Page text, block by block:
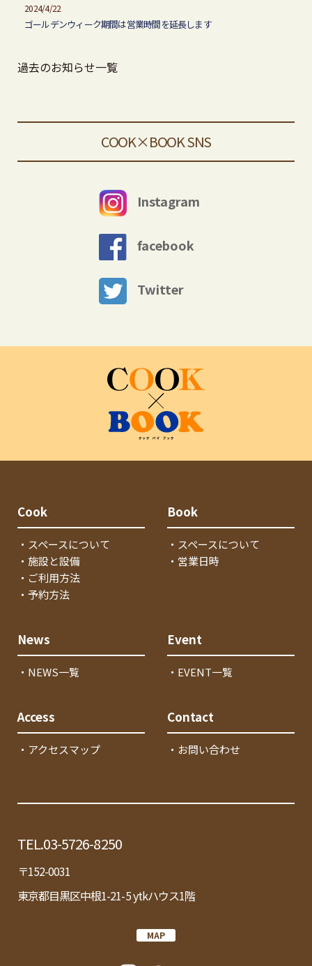
2024/4/22
ゴールデンウィーク期間は営業時間を延長します
過去のお知らせ一覧
COOK×BOOK SNS
Instagram
facebook
Twitter
Cook
・スペースについて
・施設と設備
・ご利用方法
・予約方法
Book
・スペースについて
・営業日時
News
・NEWS一覧
Event
・EVENT一覧
Access
・アクセスマップ
Contact
・お問い合わせ
TEL.03-5726-8250
〒152-0031
東京都目黒区中根1-21-5 ytkハウス1階
MAP